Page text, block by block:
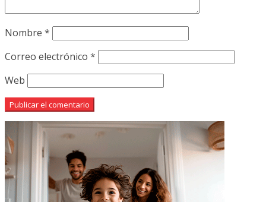
Nombre *
Correo electrónico *
Web